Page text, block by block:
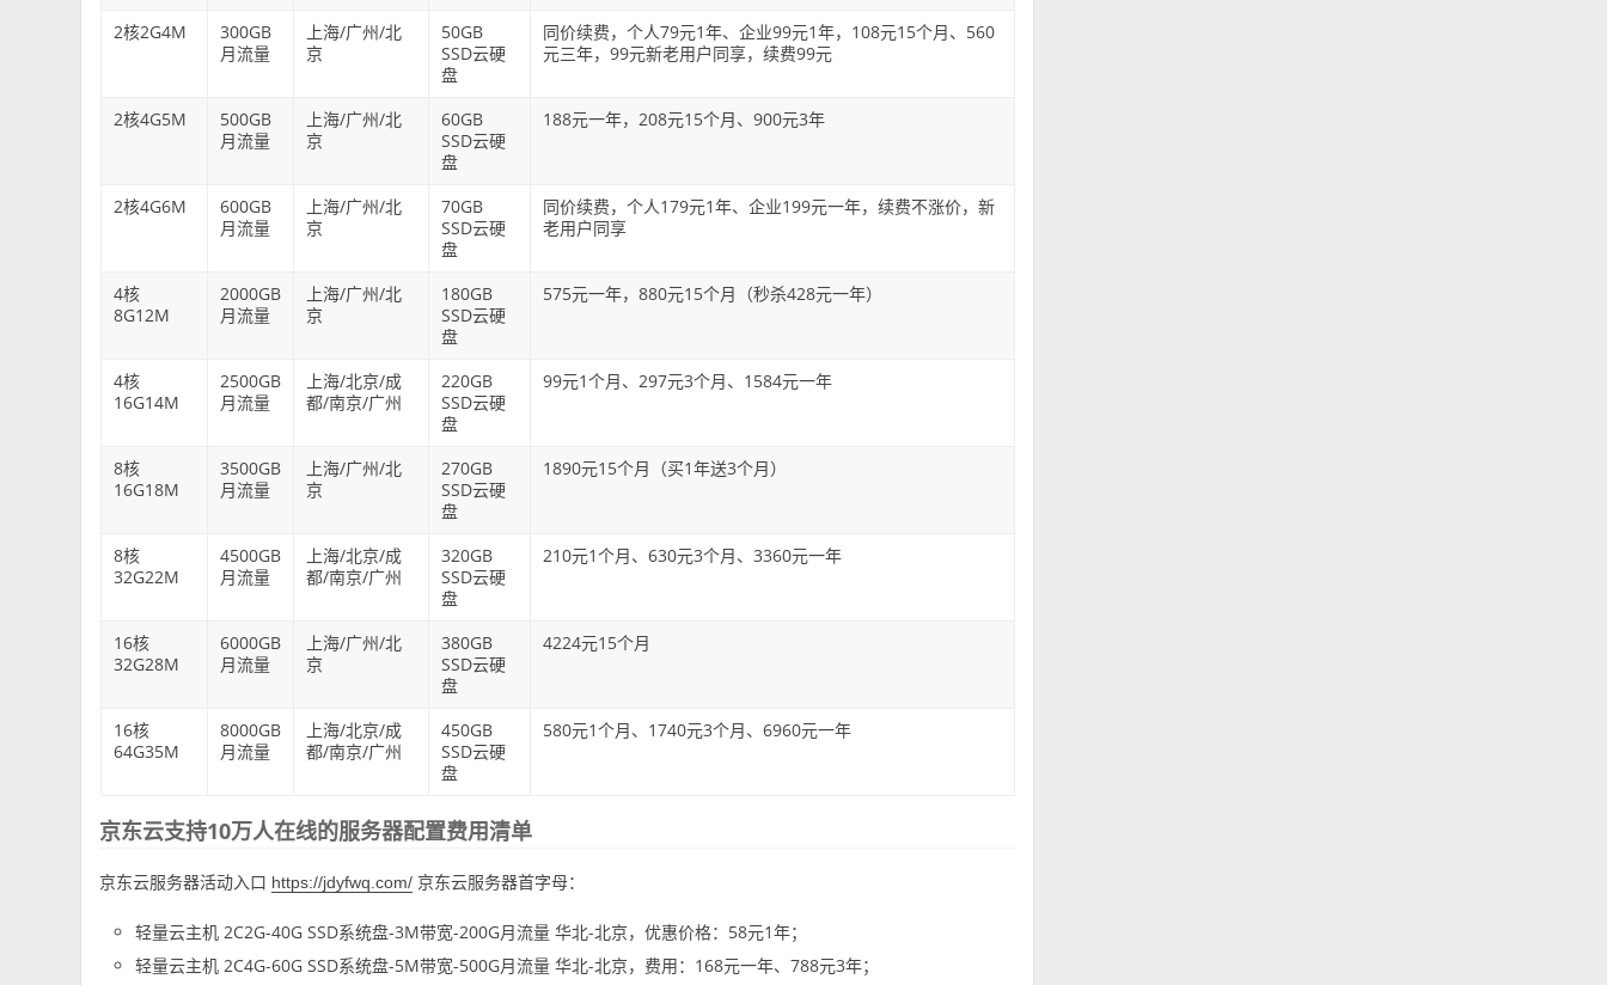
2核2G4M
300GB
月流量
上海/广州/北
京
50GB
SSD云硬
盘
同价续费，个人79元1年、企业99元1年，108元15个月、560
元三年，99元新老用户同享，续费99元
2核4G5M
500GB
月流量
上海/广州/北
京
60GB
SSD云硬
盘
188元一年，208元15个月、900元3年
2核4G6M
600GB
月流量
上海/广州/北
京
70GB
SSD云硬
盘
同价续费，个人179元1年、企业199元一年，续费不涨价，新
老用户同享
4核
8G12M
2000GB
月流量
上海/广州/北
京
180GB
SSD云硬
盘
575元一年，880元15个月（秒杀428元一年）
4核
16G14M
2500GB
月流量
上海/北京/成
都/南京/广州
220GB
SSD云硬
盘
99元1个月、297元3个月、1584元一年
8核
16G18M
3500GB
月流量
上海/广州/北
京
270GB
SSD云硬
盘
1890元15个月（买1年送3个月）
8核
32G22M
4500GB
月流量
上海/北京/成
都/南京/广州
320GB
SSD云硬
盘
210元1个月、630元3个月、3360元一年
16核
32G28M
6000GB
月流量
上海/广州/北
京
380GB
SSD云硬
盘
4224元15个月
16核
64G35M
8000GB
月流量
上海/北京/成
都/南京/广州
450GB
SSD云硬
盘
580元1个月、1740元3个月、6960元一年
京东云支持10万人在线的服务器配置费用清单
京东云服务器活动入口 https://jdyfwq.com/ 京东云服务器首字母：
轻量云主机 2C2G-40G SSD系统盘-3M带宽-200G月流量 华北-北京，优惠价格：58元1年；
轻量云主机 2C4G-60G SSD系统盘-5M带宽-500G月流量 华北-北京，费用：168元一年、788元3年；